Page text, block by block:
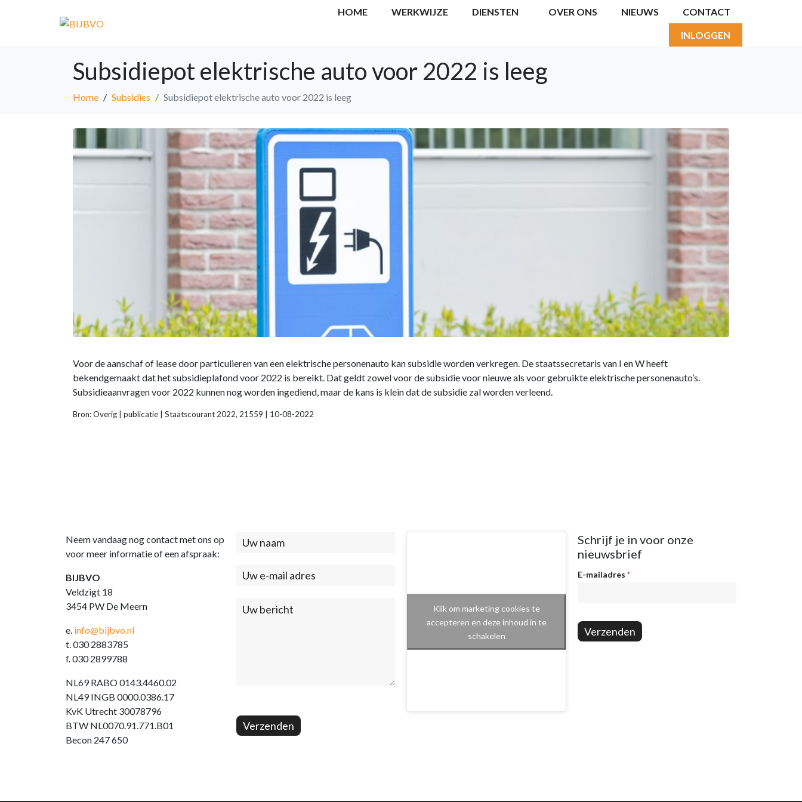
HOME WERKWIJZE DIENSTEN OVER ONS NIEUWS CONTACT
INLOGGEN
Subsidiepot elektrische auto voor 2022 is leeg
Home Subsidies Subsidiepot elektrische auto voor 2022 is leeg
Voor de aanschaf of lease door particulieren van een elektrische personenauto kan subsidie worden verkregen. De staatssecretaris van I en W heeft
bekendgemaakt dat het subsidieplafond voor 2022 is bereikt. Dat geldt zowel voor de subsidie voor nieuwe als voor gebruikte elektrische personenauto’s.
Subsidieaanvragen voor 2022 kunnen nog worden ingediend, maar de kans is klein dat de subsidie zal worden verleend.
Bron: Overig | publicatie | Staatscourant 2022, 21559 | 10-08-2022
Neem vandaag nog contact met ons op
voor meer informatie of een afspraak:
BIJBVO
Veldzigt 18
3454 PW De Meern
e. info@bijbvo.nl
t. 030 2883785
f. 030 2899788
NL69 RABO 0143.4460.02
NL49 INGB 0000.0386.17
KvK Utrecht 30078796
BTW NL0070.91.771.B01
Becon 247 650
Contact
Verzenden
Klik om marketing cookies te
accepteren en deze inhoud in te
schakelen
Schrijf je in voor onze
nieuwsbrief
Nieuwsbrief
E-mailadres *
Verzenden